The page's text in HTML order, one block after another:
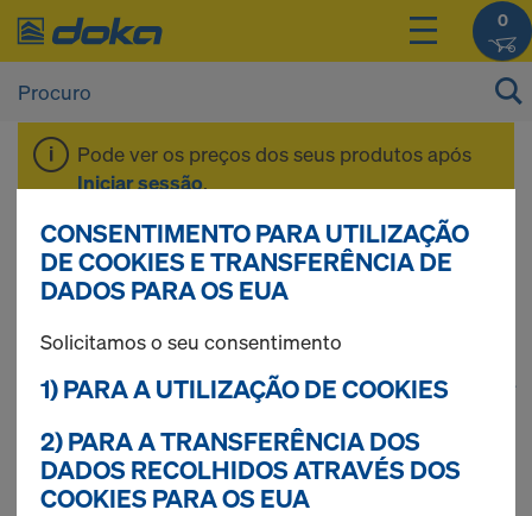
0
Pode ver os preços dos seus produtos após
Iniciar sessão.
Cofragem modulada
152 produtos encontrados
Mais procurados
CONSENTIMENTO PARA UTILIZAÇÃO
DE COOKIES E TRANSFERÊNCIA DE
DADOS PARA OS EUA
Solicitamos o seu consentimento
1) PARA A UTILIZAÇÃO DE COOKIES
2) PARA A TRANSFERÊNCIA DOS
DADOS RECOLHIDOS ATRAVÉS DOS
COOKIES PARA OS EUA